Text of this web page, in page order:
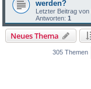
werden?
Letzter Beitrag von
Antworten:1
Neues Thema
305 Themen